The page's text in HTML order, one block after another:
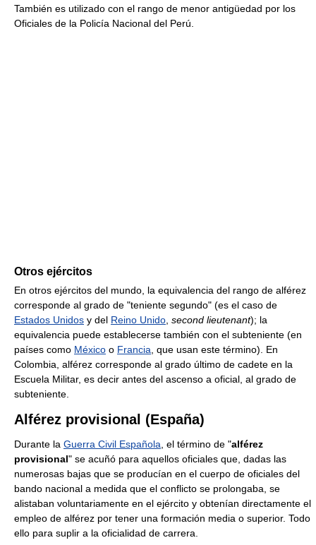
También es utilizado con el rango de menor antigüedad por los
Oficiales de la Policía Nacional del Perú.
Otros ejércitos
En otros ejércitos del mundo, la equivalencia del rango de alférez
corresponde al grado de "teniente segundo" (es el caso de
Estados Unidos y del Reino Unido second lieutenant); la
equivalencia puede establecerse también con el subteniente (en
países como México o Francia , que usan este término). En
Colombia, alférez corresponde al grado último de cadete en la
Escuela Militar, es decir antes del ascenso a oficial, al grado de
subteniente.
Alférez provisional (España)
Durante la Guerra Civil Española , el término de "alférez
provisional" se acuñó para aquellos oficiales que, dadas las
numerosas bajas que se producían en el cuerpo de oficiales del
bando nacional a medida que el conflicto se prolongaba, se
alistaban voluntariamente en el ejército y obtenían directamente el
empleo de alférez por tener una formación media o superior. Todo
ello para suplir a la oficialidad de carrera.